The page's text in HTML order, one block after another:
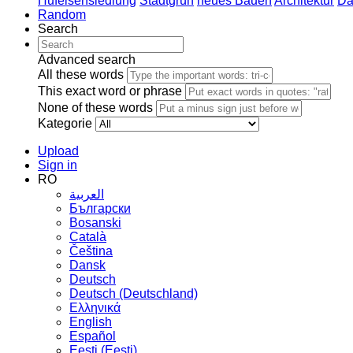
Random
Search
Advanced search
All these words
This exact word or phrase
None of these words
Kategorie
Upload
Sign in
RO
العربية
Български
Bosanski
Сatalà
Čeština
Dansk
Deutsch
Deutsch (Deutschland)
Ελληνικά
English
Español
Eesti (Eesti)